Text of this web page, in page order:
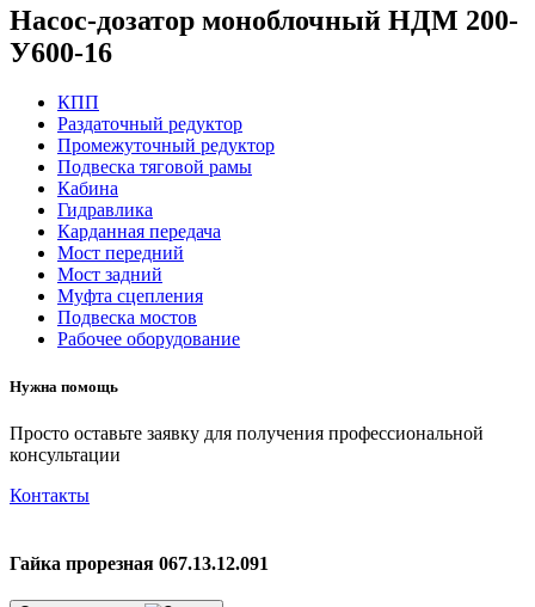
Насос-дозатор моноблочный НДМ 200-
У600-16
КПП
Раздаточный редуктор
Промежуточный редуктор
Подвеска тяговой рамы
Кабина
Гидравлика
Карданная передача
Мост передний
Мост задний
Муфта сцепления
Подвеска мостов
Рабочее оборудование
Нужна помощь
Просто оставьте заявку для получения профессиональной
консультации
Контакты
Гайка прорезная 067.13.12.091